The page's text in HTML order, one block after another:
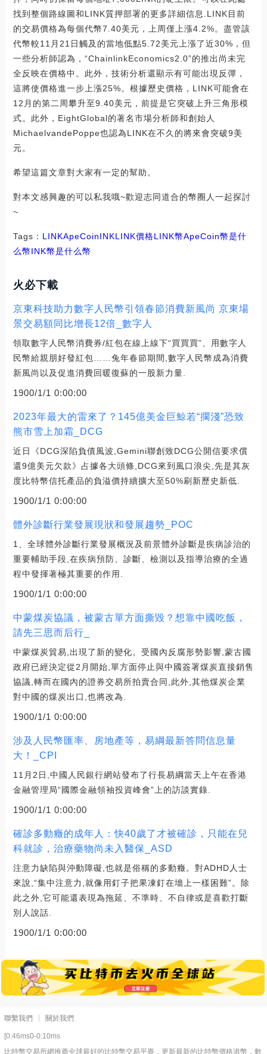
找到整個路線圖和LINK質押部署的更多詳細信息.LINK目前
的交易價格為每個代幣7.40美元，上周僅上漲4.2%。盡管該
代幣較11月21日觸及的當地低點5.72美元上漲了近30%，但
一些分析師認為，“ChainlinkEconomics2.0”的推出尚未完
全反映在價格中。此外，技術分析還顯示有可能出現反彈，
這將使價格進一步上漲25%。根據歷史價格，LINK可能會在
12月的第二周攀升至9.40美元，前提是它突破上升三角形模
式。此外，EightGlobal的著名市場分析師和創始人
MichaelvandePoppe也認為LINK在不久的將來會突破9美
元。
希望這篇文章對大家有一定的幫助。
對本文感興趣的可以私我哦~歡迎志同道合的幣圈人一起探討
~
Tags： LINKApeCoinINKLINK價格LINK幣ApeCoin幣是什
么幣INK幣是什么幣
火必下載
京東科技助力數字人民幣引領春節消費新風尚 京東場
景交易額同比增長12倍_數字人
領取數字人民幣消費券/紅包在線上線下“買買買”、用數字人
民幣給親朋好發紅包……兔年春節期間,數字人民幣成為消費
新風尚以及促進消費回暖復蘇的一股新力量.
1900/1/1 0:00:00
2023年最大的雷來了？145億美金巨鯨若“擱淺”恐致
熊市雪上加霜_DCG
近日《DCG深陷負債風波,Gemini聯創致DCG公開信要求償
還9億美元欠款》占據各大頭條,DCG來到風口浪尖,先是其灰
度比特幣信托產品的負溢價持續擴大至50%刷新歷史新低.
1900/1/1 0:00:00
體外診斷行業發展現狀和發展趨勢_POC
1、全球體外診斷行業發展概況及前景體外診斷是疾病診治的
重要輔助手段,在疾病預防、診斷、檢測以及指導治療的全過
程中發揮著極其重要的作用.
1900/1/1 0:00:00
中蒙煤炭協議，被蒙古單方面撕毀？想靠中國吃飯，
請先三思而后行_
中蒙煤炭貿易,出現了新的變化。受國內反腐形勢影響,蒙古國
政府已經決定從2月開始,單方面停止與中國簽署煤炭直接銷售
協議,轉而在國內的證券交易所拍賣合同,此外,其他煤炭企業
對中國的煤炭出口,也將改為.
1900/1/1 0:00:00
涉及人民幣匯率、房地產等，易綱最新答問信息量
大！_CPI
11月2日,中國人民銀行網站發布了行長易綱當天上午在香港
金融管理局“國際金融領袖投資峰會”上的訪談實錄.
1900/1/1 0:00:00
確診多動癥的成年人：快40歲了才被確診，只能在兒
科就診，治療藥物尚未入醫保_ASD
注意力缺陷與沖動障礙,也就是俗稱的多動癥。對ADHD人士
來說,“集中注意力,就像用釘子把果凍釘在墻上一樣困難”。除
此之外,它可能還表現為拖延、不準時、不自律或是喜歡打斷
別人說話.
1900/1/1 0:00:00
聯繫我們 關於我們
[0:46ms0-0:10ms
比特幣交易所網推薦全球最好的比特幣交易平臺，更新最新的比特幣價格港幣，數